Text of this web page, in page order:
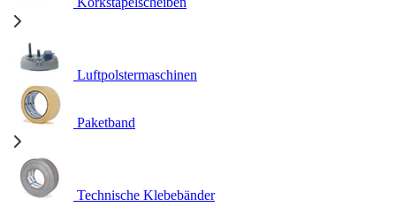
Luftpolstermaschinen
Paketband
Technische Klebebänder